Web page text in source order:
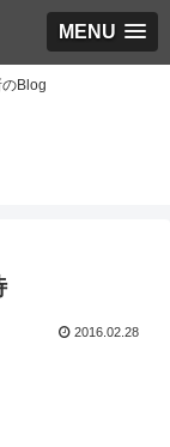
MENU
Blog
2016.02.28